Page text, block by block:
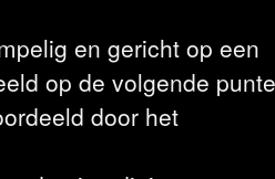
en gericht op een
op de volgende
door het